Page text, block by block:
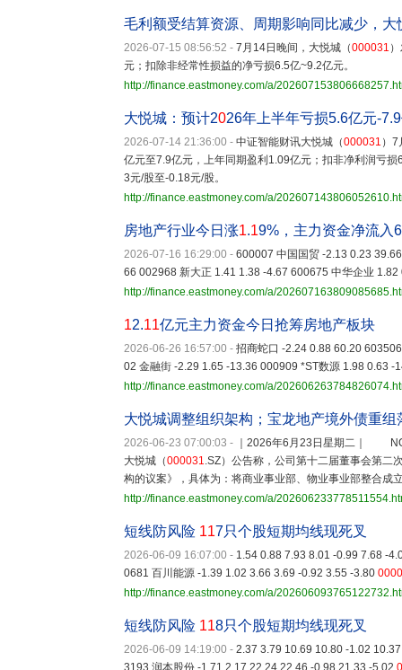
毛利额受结算资源、周期影响同比减少，
2026-07-15 08:56:52 - 7月14日晚间，大悦城（000031
元；扣除非经常性损益的净亏损6.5亿~9.2亿元。
http://finance.eastmoney.com/a/
大悦城：预计2026年上半年亏损5.6亿元-
2026-07-14 21:36:00 - 中证智能财讯大悦城（000031 ）7
亿元至7.9亿元，上年同期盈利1.09亿元；扣非净利润亏
3元/股至-0.18元/股。
http://finance.eastmoney.com/a/
房地产行业今日涨1.19%，主力资金净流入
2026-07-16 16:29:00 - 600007 中国国贸 -2.13 0.23
66 002968 新大正 1.41 1.38 -4.67 600675 中华企业
http://finance.eastmoney.com/a/
12.11亿元主力资金今日抢筹房地产板块
2026-06-26 16:57:00 - 招商蛇口 -2.24 0.88 60.20
02 金融街 -2.29 1.65 -13.36 000909 *ST数源 1.98 0.63 -
http://finance.eastmoney.com/a/
大悦城调整组织架构；宝龙地产境外债重组
2026-06-23 07:00:03 -
｜2026年6月23日星期二｜
大悦城（000031.SZ）公告称，公司第十二届董事会第二
构的议案》，具体为：将商业事业部、物业事业部整合成
http://finance.eastmoney.com/a/
短线防风险 117只个股短期均线现死叉
2026-06-09 16:07:00 - 1.54 0.88 7.93 8.01 -0.99 7.68 -
0681 百川能源 -1.39 1.02 3.66 3.69 -0.92 3.55 -3.80
http://finance.eastmoney.com/a/
短线防风险 118只个股短期均线现死叉
2026-06-09 14:19:00 - 2.37 3.79 10.69 10.80 -1.02
3193 润本股份 -1.71 2.17 22.24 22.46 -0.98 21.33 -5.02